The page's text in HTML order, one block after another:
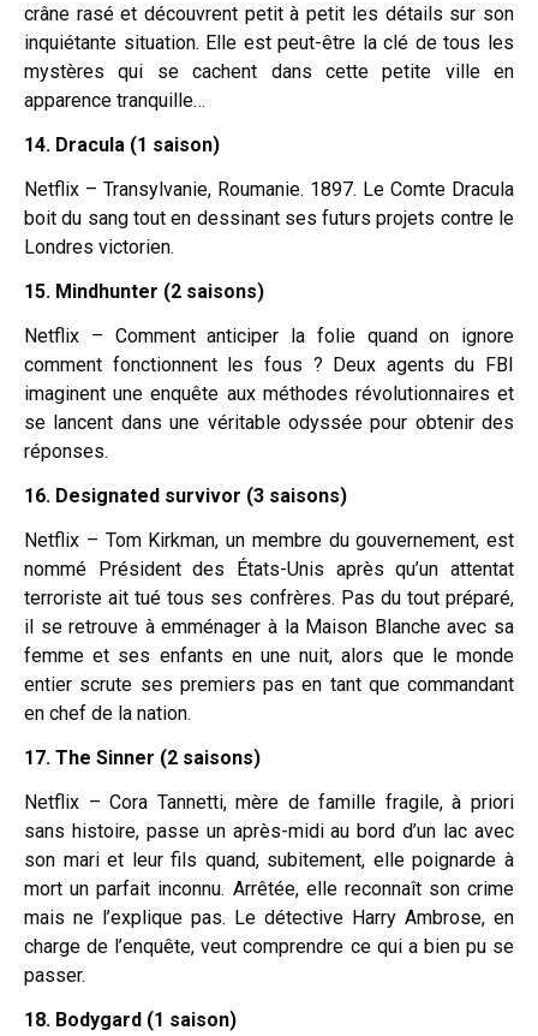
crâne rasé et découvrent petit à petit les détails sur son
inquiétante situation. Elle est peut-être la clé de tous les
mystères qui se cachent dans cette petite ville en
apparence tranquille…
14. Dracula (1 saison)
Netflix – Transylvanie, Roumanie. 1897. Le Comte Dracula
boit du sang tout en dessinant ses futurs projets contre le
Londres victorien.
15. Mindhunter (2 saisons)
Netflix – Comment anticiper la folie quand on ignore
comment fonctionnent les fous ? Deux agents du FBI
imaginent une enquête aux méthodes révolutionnaires et
se lancent dans une véritable odyssée pour obtenir des
réponses.
16. Designated survivor (3 saisons)
Netflix – Tom Kirkman, un membre du gouvernement, est
nommé Président des États-Unis après qu’un attentat
terroriste ait tué tous ses confrères. Pas du tout préparé,
il se retrouve à emménager à la Maison Blanche avec sa
femme et ses enfants en une nuit, alors que le monde
entier scrute ses premiers pas en tant que commandant
en chef de la nation.
17. The Sinner (2 saisons)
Netflix – Cora Tannetti, mère de famille fragile, à priori
sans histoire, passe un après-midi au bord d’un lac avec
son mari et leur fils quand, subitement, elle poignarde à
mort un parfait inconnu. Arrêtée, elle reconnaît son crime
mais ne l’explique pas. Le détective Harry Ambrose, en
charge de l’enquête, veut comprendre ce qui a bien pu se
passer.
18. Bodygard (1 saison)